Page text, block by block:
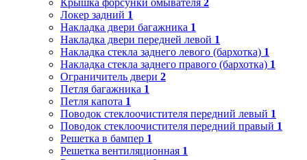
Локер задний 1
Накладка двери багажника 1
Накладка двери передней левой 1
Накладка стекла заднего левого (бархотка) 1
Накладка стекла заднего правого (бархотка) 1
Ограничитель двери 2
Петля багажника 1
Петля капота 1
Поводок стеклоочистителя передний левый 1
Поводок стеклоочистителя передний правый 1
Решетка в бампер 1
Решетка вентиляционная 1